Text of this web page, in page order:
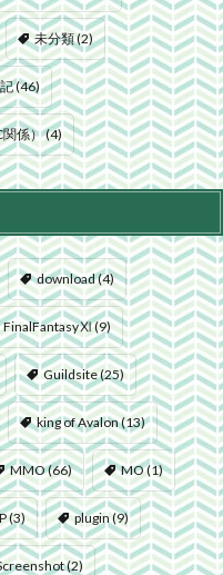
未分類(2)
(46)
関係）(4)
download(4)
FinalFantasyⅪ(9)
Guildsite(25)
king of Avalon(13)
MMO(66) MO(1)
(3) plugin(9)
(2)